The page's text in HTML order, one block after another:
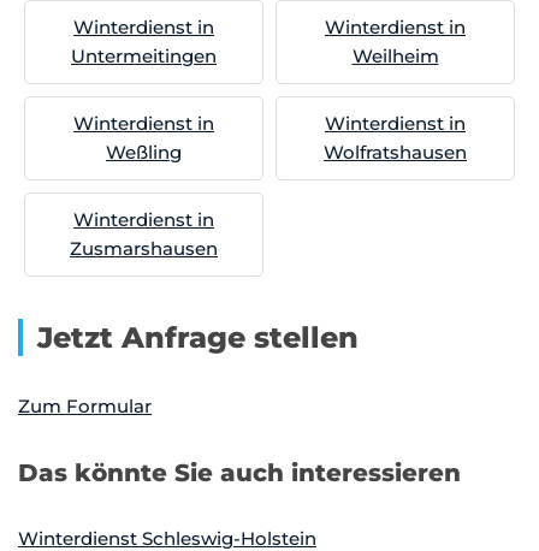
Winterdienst in
Untermeitingen
Winterdienst in
Weilheim
Winterdienst in
Weßling
Winterdienst in
Wolfratshausen
Winterdienst in
Zusmarshausen
Jetzt Anfrage stellen
Zum Formular
Das könnte Sie auch interessieren
Winterdienst Schleswig-Holstein